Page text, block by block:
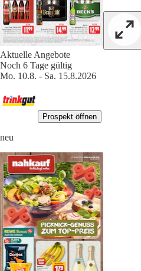
Aktuelle Angebote
Noch 6 Tage gültig
Mo. 10.8. - Sa. 15.8.2026
Prospekt öffnen
neu